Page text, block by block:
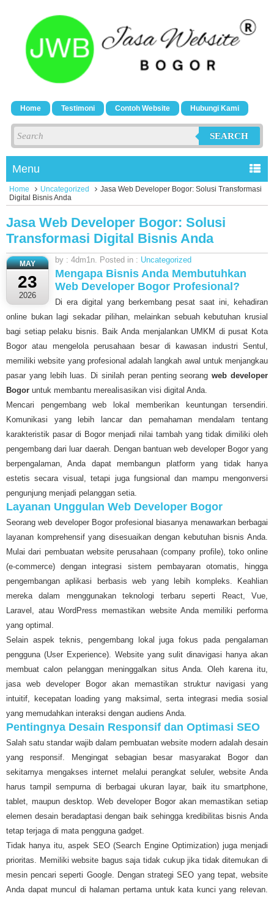
Home Testimoni Contoh Website Hubungi Kami
SEARCH
Menu
Home Uncategorized
Jasa Web Developer Bogor: Solusi Transformasi
Digital Bisnis Anda
Jasa Web Developer Bogor: Solusi
Transformasi Digital Bisnis Anda
MAY
23
2026
by : 4dm1n. Posted in : Uncategorized
Mengapa Bisnis Anda Membutuhkan
Web Developer Bogor Profesional?
Di era digital yang berkembang pesat saat ini, kehadiran
online bukan lagi sekadar pilihan, melainkan sebuah kebutuhan krusial
bagi setiap pelaku bisnis. Baik Anda menjalankan UMKM di pusat Kota
Bogor atau mengelola perusahaan besar di kawasan industri Sentul,
memiliki website yang profesional adalah langkah awal untuk menjangkau
pasar yang lebih luas. Di sinilah peran penting seorangweb developer
Bogor untuk membantu merealisasikan visi digital Anda.
Mencari pengembang web lokal memberikan keuntungan tersendiri.
Komunikasi yang lebih lancar dan pemahaman mendalam tentang
karakteristik pasar di Bogor menjadi nilai tambah yang tidak dimiliki oleh
pengembang dari luar daerah. Dengan bantuan web developer Bogor yang
berpengalaman, Anda dapat membangun platform yang tidak hanya
estetis secara visual, tetapi juga fungsional dan mampu mengonversi
pengunjung menjadi pelanggan setia.
Layanan Unggulan Web Developer Bogor
Seorang web developer Bogor profesional biasanya menawarkan berbagai
layanan komprehensif yang disesuaikan dengan kebutuhan bisnis Anda.
Mulai dari pembuatan website perusahaan (company profile), toko online
(e-commerce) dengan integrasi sistem pembayaran otomatis, hingga
pengembangan aplikasi berbasis web yang lebih kompleks. Keahlian
mereka dalam menggunakan teknologi terbaru seperti React, Vue,
Laravel, atau WordPress memastikan website Anda memiliki performa
yang optimal.
Selain aspek teknis, pengembang lokal juga fokus pada pengalaman
pengguna (User Experience). Website yang sulit dinavigasi hanya akan
membuat calon pelanggan meninggalkan situs Anda. Oleh karena itu,
jasa web developer Bogor akan memastikan struktur navigasi yang
intuitif, kecepatan loading yang maksimal, serta integrasi media sosial
yang memudahkan interaksi dengan audiens Anda.
Pentingnya Desain Responsif dan Optimasi SEO
Salah satu standar wajib dalam pembuatan website modern adalah desain
yang responsif. Mengingat sebagian besar masyarakat Bogor dan
sekitarnya mengakses internet melalui perangkat seluler, website Anda
harus tampil sempurna di berbagai ukuran layar, baik itu smartphone,
tablet, maupun desktop. Web developer Bogor akan memastikan setiap
elemen desain beradaptasi dengan baik sehingga kredibilitas bisnis Anda
tetap terjaga di mata pengguna gadget.
Tidak hanya itu, aspek SEO (Search Engine Optimization) juga menjadi
prioritas. Memiliki website bagus saja tidak cukup jika tidak ditemukan di
mesin pencari seperti Google. Dengan strategi SEO yang tepat, website
Anda dapat muncul di halaman pertama untuk kata kunci yang relevan.